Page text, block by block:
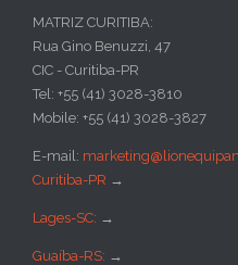
MATRIZ CURITIBA:
Rua Gino Benuzzi, 47
CIC - Curitiba-PR
Tel: +55 (41) 3028-3810
Mobile: +55 (41) 3028-3827
E-mail:
Curitiba-PR →
Lages-SC: →
Guaíba-RS: →